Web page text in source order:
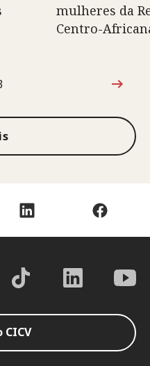
mulheres da
Centro-
3
CICV